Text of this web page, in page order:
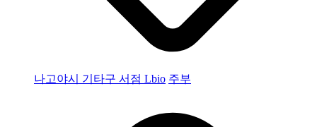
나고야시 기타구 서점 Lbio 주부